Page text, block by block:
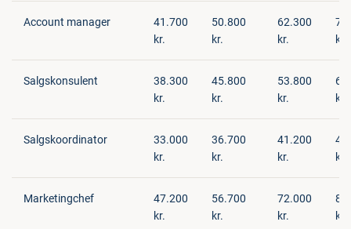
Account manager
41.700
kr.
50.800
kr.
62.300
kr.
kr.
Salgskonsulent
38.300
kr.
45.800
kr.
53.800
kr.
kr.
Salgskoordinator
33.000
kr.
36.700
kr.
41.200
kr.
kr.
Marketingchef
47.200
kr.
56.700
kr.
72.000
kr.
kr.